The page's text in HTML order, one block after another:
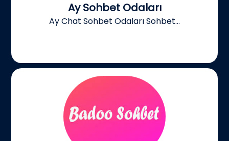
Ay Sohbet Odaları
Ay Chat Sohbet Odaları Sohbet...